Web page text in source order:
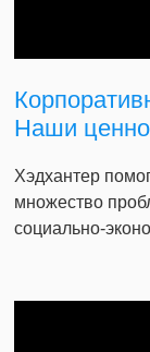
Наши
Хэдхантер
множество
социально-